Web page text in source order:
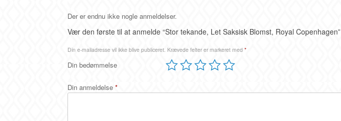
Der er endnu ikke nogle anmeldelser.
Vær den første til at anmelde “Stor tekande, Let Saksisk Blomst, Royal Copenhagen”
Din e-mailadresse vil ikke blive publiceret. Krævede felter er markeret med *
Din bedømmelse
Din anmeldelse *